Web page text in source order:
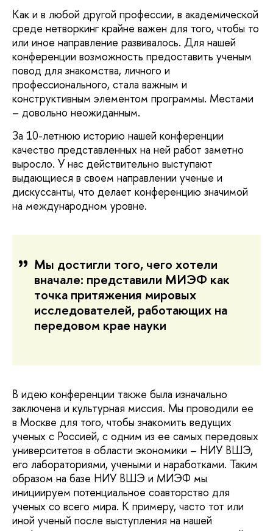
Как и в любой другой профессии, в академической
среде нетворкинг крайне важен для того, чтобы то
или иное направление развивалось. Для нашей
конференции возможность предоставить ученым
повод для знакомства, личного и
профессионального, стала важным и
конструктивным элементом программы. Местами
– довольно неожиданным.
За 10-летнюю историю нашей конференции
качество представленных на ней работ заметно
выросло. У нас действительно выступают
выдающиеся в своем направлении ученые и
дискуссанты, что делает конференцию значимой
на международном уровне.
Мы достигли того, чего хотели
вначале: представили МИЭФ как
точка притяжения мировых
исследователей, работающих на
передовом крае науки
В идею конференции также была изначально
заключена и культурная миссия. Мы проводили ее
в Москве для того, чтобы знакомить ведущих
ученых с Россией, с одним из ее самых передовых
университетов в области экономики – НИУ ВШЭ,
его лабораториями, учеными и наработками. Таким
образом на базе НИУ ВШЭ и МИЭФ мы
инициируем потенциальное соавторство для
ученых со всего мира. К примеру, часто тот или
иной ученый после выступления на нашей